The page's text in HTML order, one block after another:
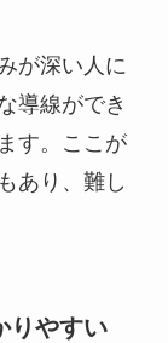
が深い人に
導線ができ
す。ここが
あり、難し
りやすい